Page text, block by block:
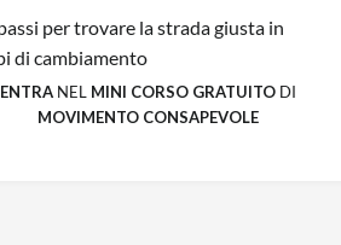
ENTRA NELMINI CORSO GRATUITO DI
MOVIMENTO CONSAPEVOLE